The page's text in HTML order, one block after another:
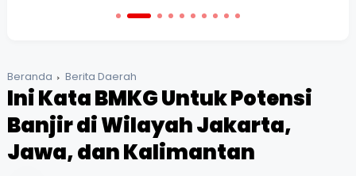
Beranda Berita Daerah
Ini Kata BMKG Untuk Potensi
Banjir di Wilayah Jakarta,
Jawa, dan Kalimantan